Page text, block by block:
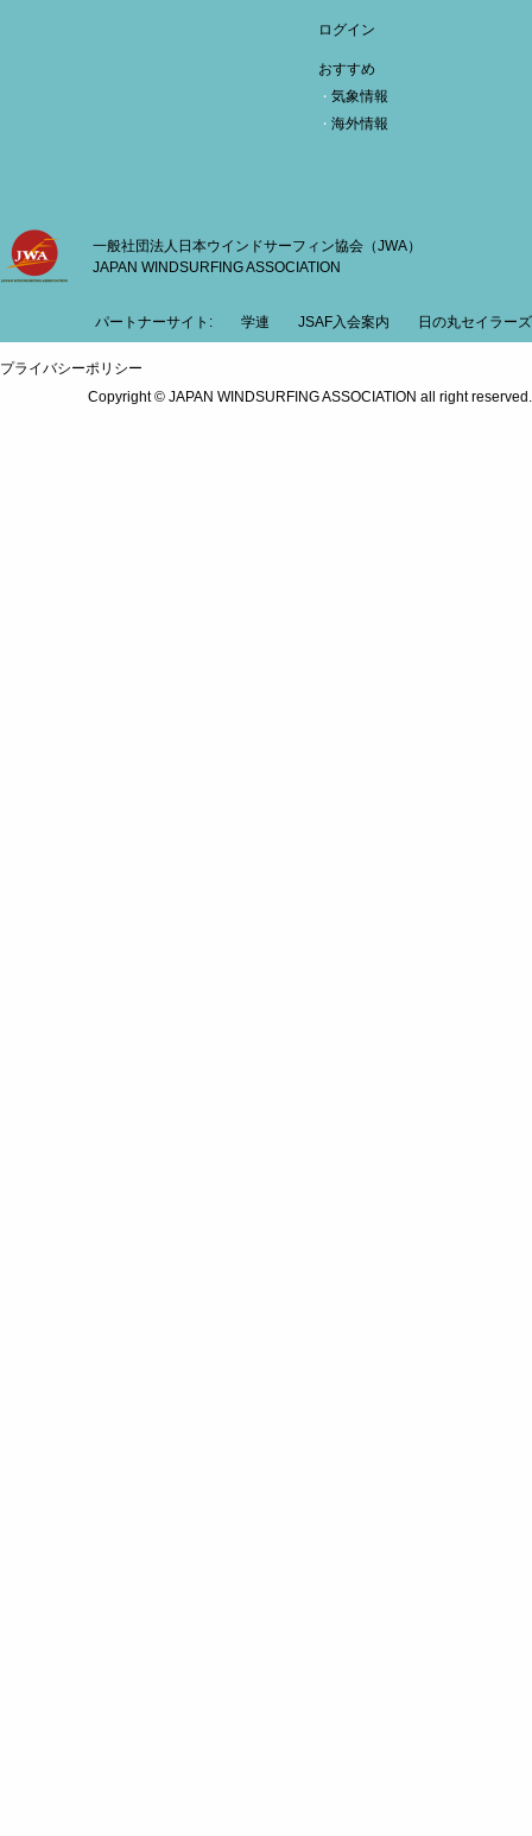
ログイン
おすすめ
気象情報
海外情報
一般社団法人日本ウインドサーフィン協会（JWA）
JAPAN WINDSURFING ASSOCIATION
パートナーサイト: 学連 JSAF入会案内 日の丸セイラーズ
プライバシーポリシー
Copyright © JAPAN WINDSURFING ASSOCIATION all right reserved.